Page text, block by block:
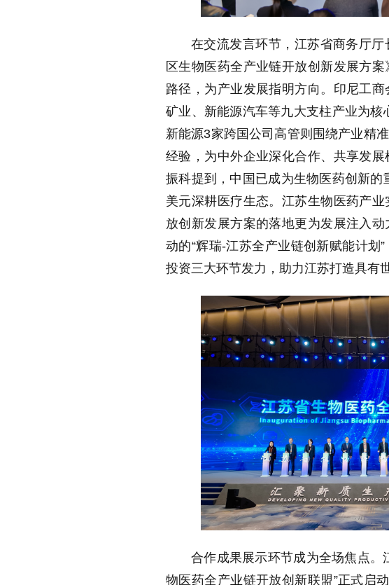
在交流发言环节，江苏省商务厅
区生物医药全产业链开放创新发展方
路径，为产业发展指明方向。印尼工
矿业、新能源汽车等九大支柱产业为核
新能源3家跨国公司高管则围绕产业精
经验，为中外企业深化合作、共享发
振科提到，中国已成为生物医药创新的
美元深耕医疗生态。江苏生物医药产
放创新发展方案的落地更为发展注入
动的“辉瑞-江苏全产业链创新赋能计划”
投资三大环节发力，助力江苏打造具有
合作成果展示环节成为全场焦点
物医药全产业链开放创新联盟”正式启